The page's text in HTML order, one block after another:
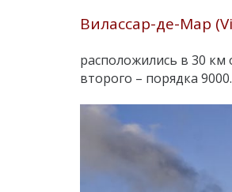
Вилассар-де-Мар
расположились в 30 км
второго – порядка 9000.